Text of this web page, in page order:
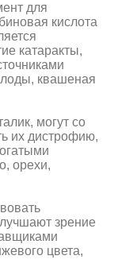
для
кислота
катаракты,
квашеная
могут со
их дистрофию,
орехи,
зрение
цвета,